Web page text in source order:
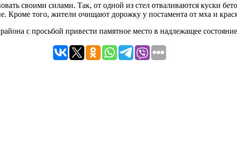
своими силами. Так, от одной из стел отваливаются куски
Кроме того, жители очищают дорожку у постамента от мха и
с просьбой привести памятное место в надлежащее